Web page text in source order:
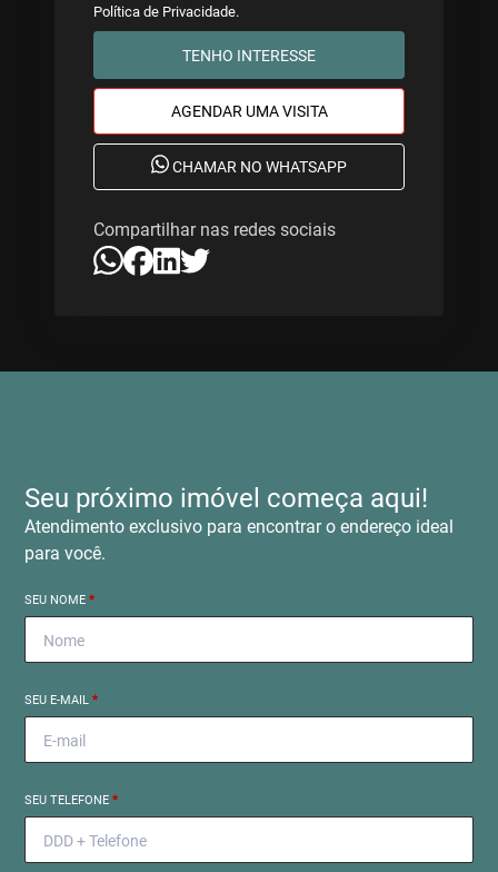
Política de Privacidade.
TENHO INTERESSE
AGENDAR UMA VISITA
CHAMAR NO WHATSAPP
Compartilhar nas redes sociais
Seu próximo imóvel começa aqui!
Atendimento exclusivo para encontrar o endereço ideal
para você.
SEU NOME*
SEU E-MAIL*
SEU TELEFONE*